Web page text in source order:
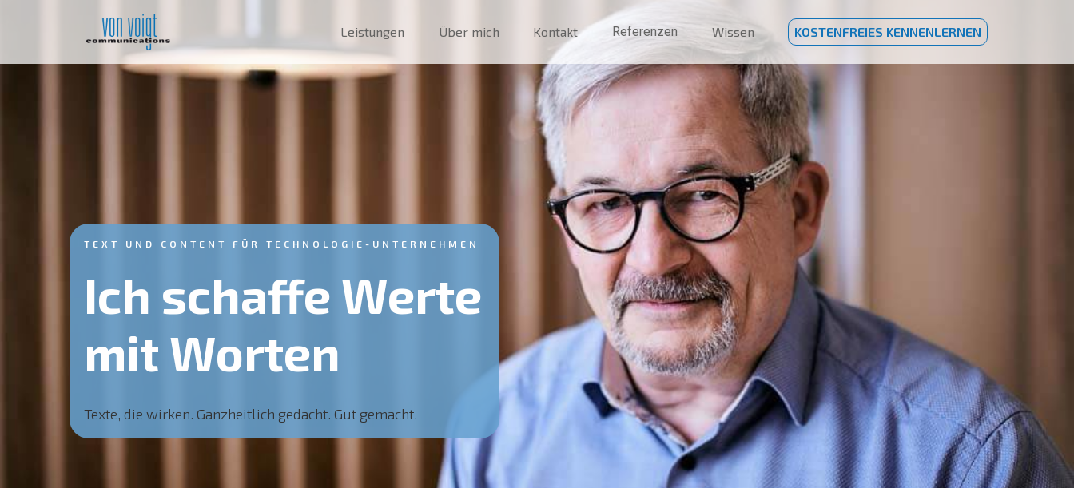
Leistungen Über mich Kontakt Referenzen Wissen KOSTENFREIES KENNENLERNEN
TEXT UND CONTENT FÜR TECHNOLOGIE-UNTERNEHMEN
Ich schaffe Werte
mit Worten
Texte, die wirken. Ganzheitlich gedacht. Gut gemacht.